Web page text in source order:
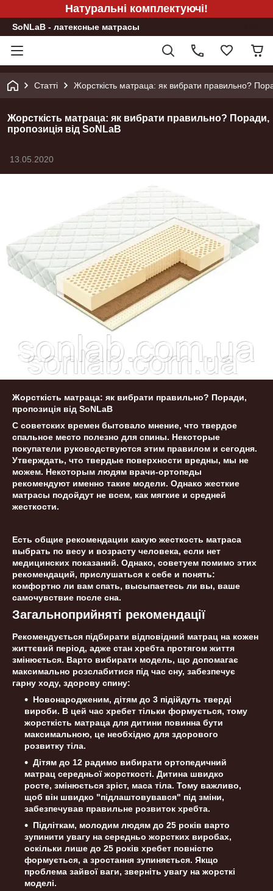
Натуральні комплектуючі!
SoNLaB - латексные матрасы
Статті Жорсткість матраца: як вибрати правильно?
Жорсткість матраца: як вибрати правильно? Поради,
пропозиція від SoNLaB
13.05.2020
Жорсткість матраца: як вибрати правильно? Поради,
пропозиція від SoNLaB
С советских времен бытовало мнение, что твердое
спальное место полезно для спины. Некоторые
покупатели руководствуются этим правилом и сегодня.
Утверждать, что твердые поверхности вредны, мы не
можем. Некоторым людям врачи-ортопеды
рекомендуют именно такие модели. Однако жесткие
матрасы подойдут не всем, как мягкие и средней
жесткости.
Есть общие рекомендации какую жесткость матраса
выбрать по весу и возрасту человека, если нет
медицинских показаний. Однако, советуем помимо этих
рекомендаций, прислушаться к себе и понять:
комфортно ли вам спать, высыпаетесь ли вы, ваше
самочувствие после сна.
Загальноприйняті рекомендації
Рекомендується підбирати відповідний матрац на кожен
життєвий період, адже стан хребта протягом життя
змінюється. Варто вибирати модель, що допомагає
максимально розслабитися під час сну, забезпечує
гарну ходу, здорову спину:
Новонародженим, дітям до 3 підійдуть тверді
вироби. В цей час хребет тільки формується, тому
жорсткість матраца для дитини повинна бути
максимальною, це необхідно для здорового
розвитку тіла.
Дітям до 12 радимо вибирати ортопедичний
матрац середньої жорсткості. Дитина швидко
росте, змінюється зріст, маса тіла. Тому важливо,
щоб він швидко "підлаштовувався" під зміни,
забезпечував правильне розвиток хребта.
Підліткам, молодим людям до 25 років варто
зупинити увагу на середньо жорстких виробах,
оскільки лише до 25 років хребет повністю
формується, а зростання зупиняється. Якщо
проблема зайвої ваги, зверніть увагу на жорсткі
моделі.